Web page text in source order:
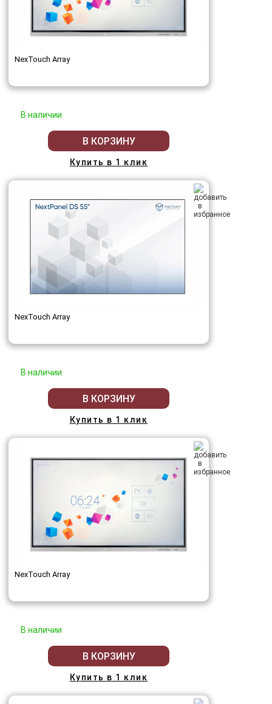
NexTouch Array
В наличии
В КОРЗИНУ
Купить в 1 клик
NexTouch Array
В наличии
В КОРЗИНУ
Купить в 1 клик
NexTouch Array
В наличии
В КОРЗИНУ
Купить в 1 клик